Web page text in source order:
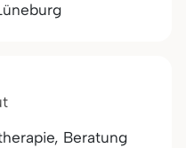
Beratung